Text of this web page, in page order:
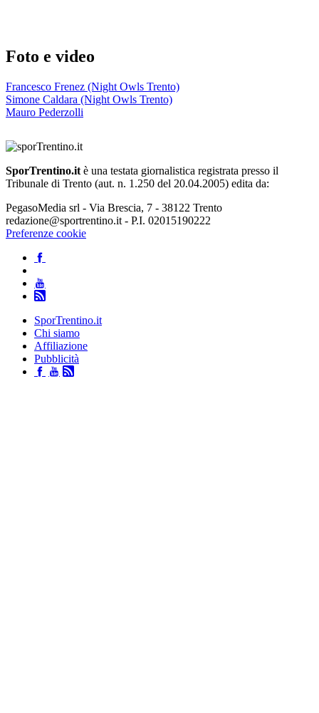
Foto e video
Francesco Frenez (Night Owls Trento)
Simone Caldara (Night Owls Trento)
Mauro Pederzolli
SporTrentino.it è una testata giornalistica registrata presso il
Tribunale di Trento (aut. n. 1.250 del 20.04.2005) edita da:
PegasoMedia srl - Via Brescia, 7 - 38122 Trento
redazione@sportrentino.it - P.I. 02015190222
Preferenze cookie
SporTrentino.it
Chi siamo
Affiliazione
Pubblicità